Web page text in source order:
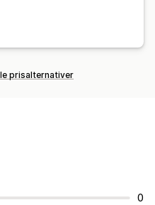
prisalternativer
0